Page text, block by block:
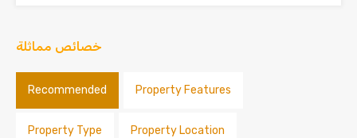
خصائص مماثلة
Recommended Property Features
Property Type Property Location